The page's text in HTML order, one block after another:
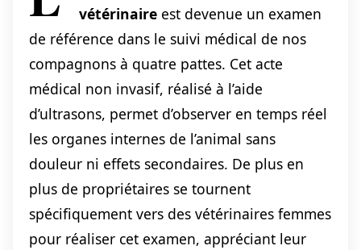
vétérinaireest devenue un examen
de référence dans le suivi médical de nos
compagnons à quatre pattes. Cet acte
médical non invasif, réalisé à l’aide
d’ultrasons, permet d’observer en temps réel
les organes internes de l’animal sans
douleur ni effets secondaires. De plus en
plus de propriétaires se tournent
spécifiquement vers des vétérinaires femmes
pour réaliser cet examen, appréciant leur